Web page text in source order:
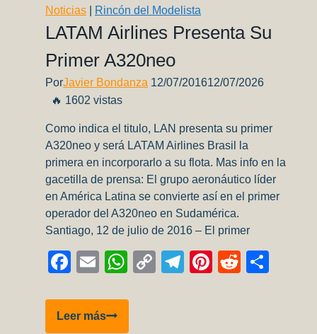
En
vivo
por
Youtube!
Noticias Rincón del Modelista
LATAM Airlines Presenta Su
Primer A320neo
PorJavier Bondanza 12/07/201612/07/2026
🔥 1602 vistas
Como indica el titulo, LAN presenta su primer
A320neo y será LATAM Airlines Brasil la
primera en incorporarlo a su flota. Mas info en la
gacetilla de prensa: El grupo aeronáutico líder
en América Latina se convierte así en el primer
operador del A320neo en Sudamérica.
Santiago, 12 de julio de 2016 – El primer
Facebook
EmailWhatsApp
CopyTelegram
Pinterest
Reddit
Leer másLATAM